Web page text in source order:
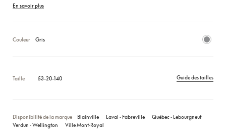
En savoir plus
Couleur Gris
Taille 53-20-140 Guide des tailles
Disponibilité de la marque Blainville Laval ‑ Fabreville
Québec ‑ Lebourgneuf
Verdun ‑ Wellington
Ville Mont‑Royal